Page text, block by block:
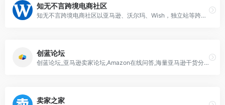
知无不言跨境电商社区
知无不言跨境电商社区以亚马逊、沃尔玛、Wish，独立站等跨境电商销售运营、内容营销、SNS、SEM等内容为主，是跨境电商行业从业者的专业型交流和学习社区。跨境电商从业者可以在这里发表专业知识、经验和见解，以让更多人分享真知灼见，起到互相交流和学习的目的。
创蓝论坛
创蓝论坛_亚马逊卖家论坛,Amazon在线问答,海量亚马逊干货分享,运营实操|学习资料|注册流程|后台操作,尽在创蓝论坛
卖家之家